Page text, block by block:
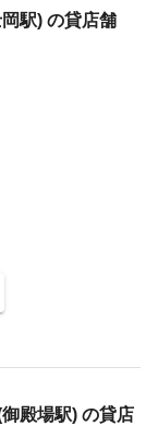
駅) の貸店舗
殿場駅) の貸店